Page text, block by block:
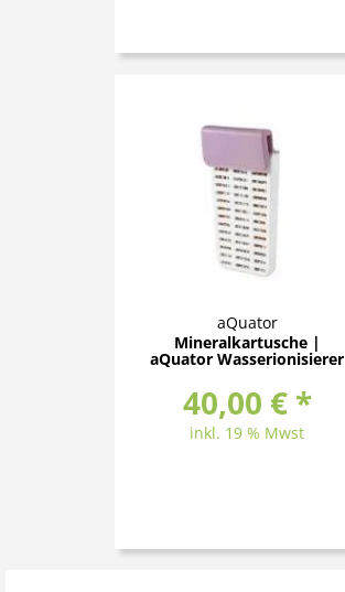
aQuator
Mineralkartusche |
aQuator Wasserionisierer
40,00 € *
inkl. 19 % Mwst